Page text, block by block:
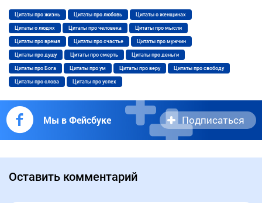
Цитаты про жизнь Цитаты про любовь Цитаты о женщинах
Цитаты о людях Цитаты про человека Цитаты про мысли
Цитаты про время Цитаты про счастье Цитаты про мужчин
Цитаты про душу Цитаты про смерть Цитаты про деньги
Цитаты про Бога Цитаты про ум Цитаты про веру Цитаты про свободу
Цитаты про слова Цитаты про успех
Мы в Фейсбуке Подписаться
Оставить комментарий